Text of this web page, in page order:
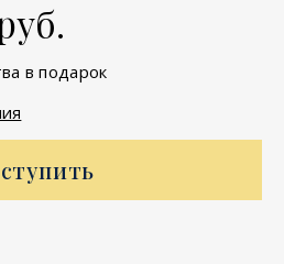
в подарок